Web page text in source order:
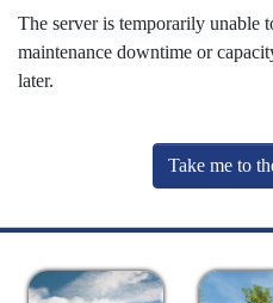
The server is temporarily unable
maintenance downtime or
later.
Take me to